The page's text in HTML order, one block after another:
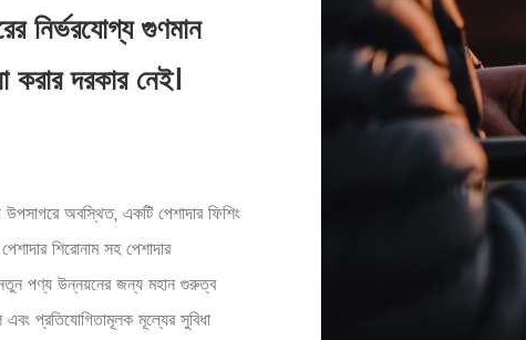
গুণমান
করার দরকার নেই।
অবস্থিত, একটি পেশাদার ফিশিং
শিরোনাম সহ পেশাদার
নতুন পণ্য উন্নয়নের জন্য মহান গুরুত্ব
প্রতিযোগিতামূলক মূল্যের সুবিধা